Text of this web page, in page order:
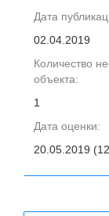
Дата
02.04.2019
Количество
объекта:
1
Дата оценки:
20.05.2019